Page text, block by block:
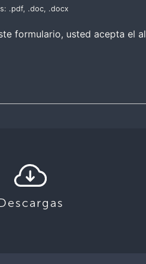
.pdf, .doc, .docx
formulario, usted acepta el